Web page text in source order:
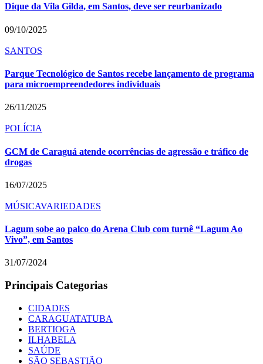
Dique da Vila Gilda, em Santos, deve ser reurbanizado
09/10/2025
SANTOS
Parque Tecnológico de Santos recebe lançamento de programa
para microempreendedores individuais
26/11/2025
POLÍCIA
GCM de Caraguá atende ocorrências de agressão e tráfico de
drogas
16/07/2025
MÚSICAVARIEDADES
Lagum sobe ao palco do Arena Club com turnê “Lagum Ao
Vivo”, em Santos
31/07/2024
Principais Categorias
CIDADES
CARAGUATATUBA
BERTIOGA
ILHABELA
SAÚDE
SÃO SEBASTIÃO